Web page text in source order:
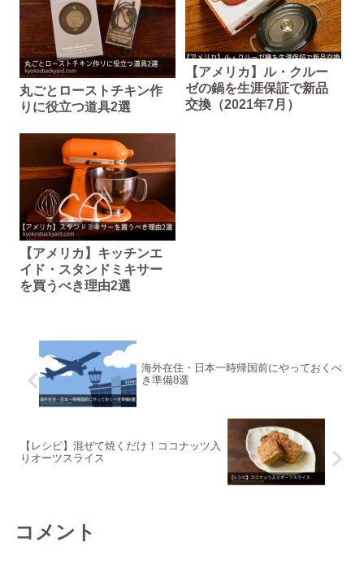
丸ごとローストチキン作
りに役立つ道具2選
【アメリカ】ル・クルー
ゼの鍋を生涯保証で新品
交換（2021年7月）
【アメリカ】キッチンエ
イド・スタンドミキサー
を買うべき理由2選
海外在住・日本一時帰国前にやっておくべ
き準備8選
【レシピ】混ぜて焼くだけ！ココナッツ入
りオーツスライス
コメント